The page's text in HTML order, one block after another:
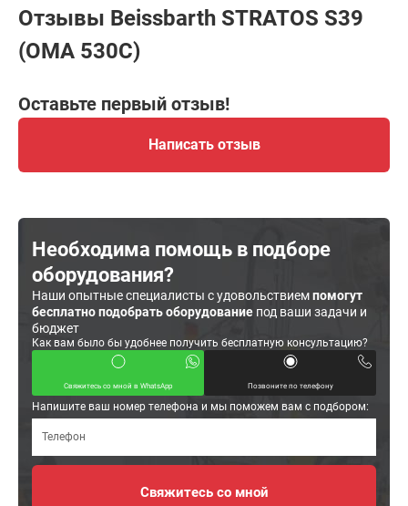
Отзывы Beissbarth STRATOS S39
(OMA 530C)
Оставьте первый отзыв!
Написать отзыв
Необходима помощь в подборе
оборудования?
Наши опытные специалисты с удовольствиемпомогут
бесплатно подобрать оборудование под ваши задачи и
бюджет
Как вам было бы удобнее получить бесплатную консультацию?
Свяжитесь со мной в WhatsApp Позвоните по телефону
Напишите ваш номер телефона и мы поможем вам с подбором: